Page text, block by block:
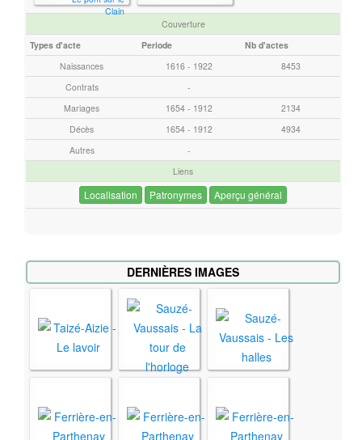
e
c
Couverture
Types d'acte
Periode
Nb d'actes
Naissances
1616 - 1922
8453
Contrats
-
Mariages
1654 - 1912
2134
Décès
1654 - 1912
4934
Autres
-
Liens
Localisation Patronymes Aperçu général
DERNIÈRES IMAGES